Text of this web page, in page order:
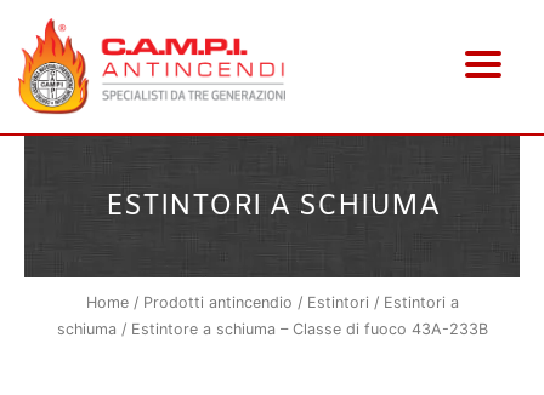
contenuto
ESTINTORI A SCHIUMA
Home/ Prodotti antincendio / Estintori / Estintori a
schiuma / Estintore a schiuma – Classe di fuoco 43A-233B